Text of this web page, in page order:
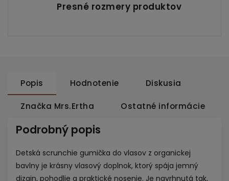
Presné rozmery produktov
Popis Hodnotenie Diskusia
Značka Mrs.Ertha Ostatné informácie
Podrobný popis
Detská scrunchie gumička do vlasov z organickej
bavlny je krásny vlasový doplnok, ktorý spája jemný
dizajn, pohodlie a praktické nosenie. Je navrhnutá tak,